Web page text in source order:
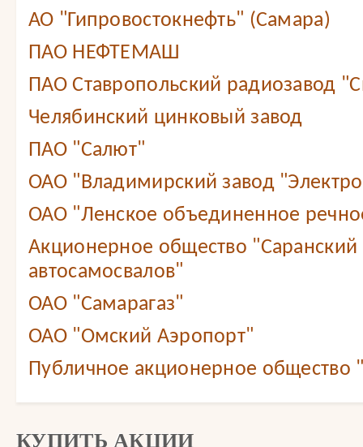
АО "Гипровостокнефть" (Самара)
ПАО НЕФТЕМАШ
ПАО Ставропольский радиозавод
Челябинский цинковый завод
ПАО "Салют"
ОАО "Владимирский завод
ОАО "Ленское объединенное
Акционерное общество "Саранский
автосамосвалов"
ОАО "Самарагаз"
ОАО "Омский Аэропорт"
Публичное акционерное общество
КУПИТЬ АКЦИИ